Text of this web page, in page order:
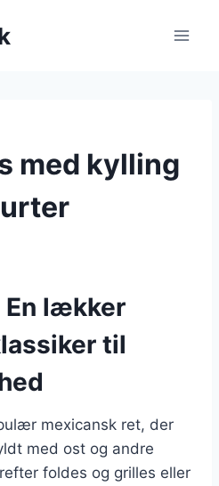
med kylling
En lækker
til
mexicansk ret, der
med ost og andre
foldes og grilles eller